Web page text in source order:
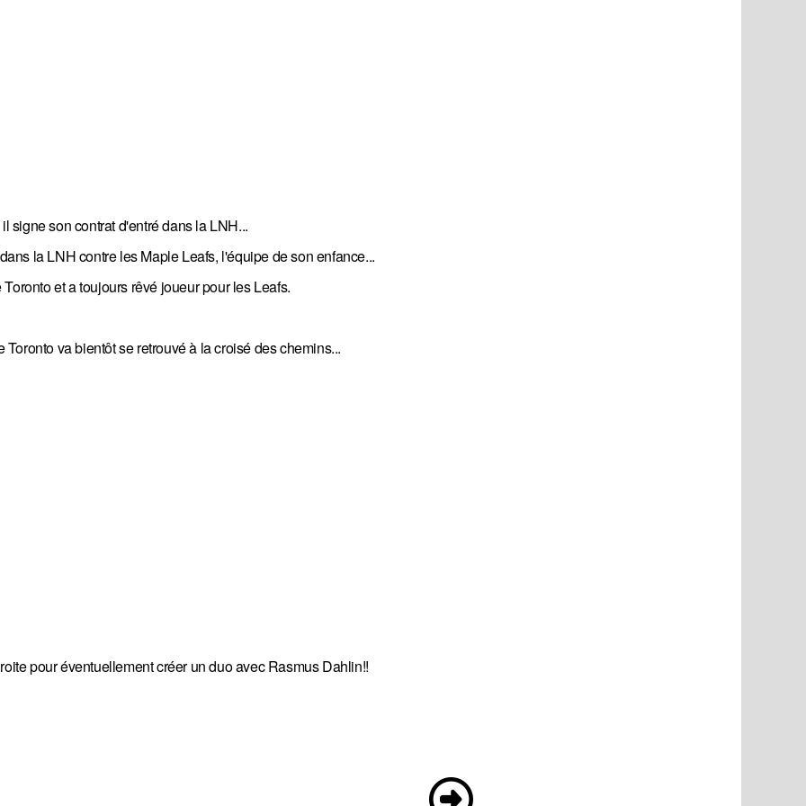
signe son contrat d'entré dans la LNH...
la LNH contre les Maple Leafs, l'équipe de son enfance...
et a toujours rêvé joueur pour les Leafs.
va bientôt se retrouvé à la croisé des chemins...
pour éventuellement créer un duo avec Rasmus Dahlin!!